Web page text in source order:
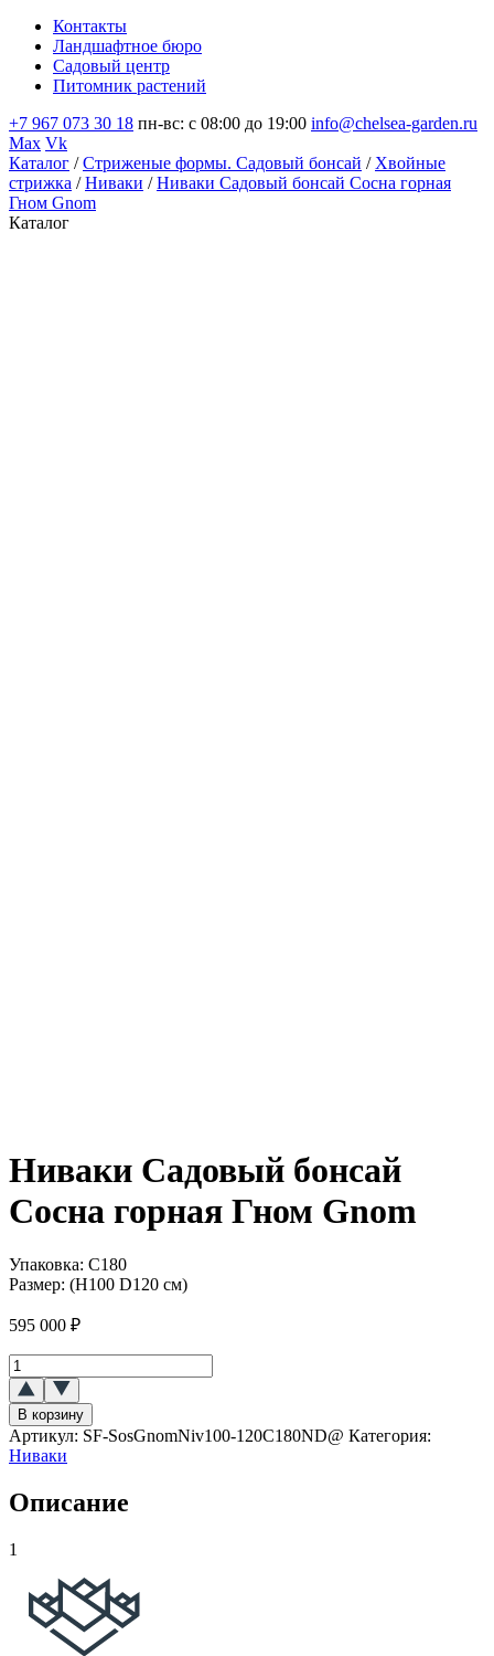
Контакты
Ландшафтное бюро
Садовый центр
Питомник растений
+7 967 073 30 18 пн-вс: с 08:00 до 19:00 info@chelsea-garden.ru
Max Vk
Каталог /Стриженые формы. Садовый бонсай / Хвойные
стрижка /Ниваки /Ниваки Садовый бонсай Сосна горная
Гном Gnom
Каталог
Ниваки Садовый бонсай
Сосна горная Гном Gnom
Упаковка: С180
Размер: (H100 D120 см)
595 000 ₽
Количество
товара
Ниваки
(Садовый
бонсай)
Сосна
`Гном`
В корзину
Артикул: SF-SosGnomNiv100-120C180ND@ Категория:
Ниваки
Описание
1